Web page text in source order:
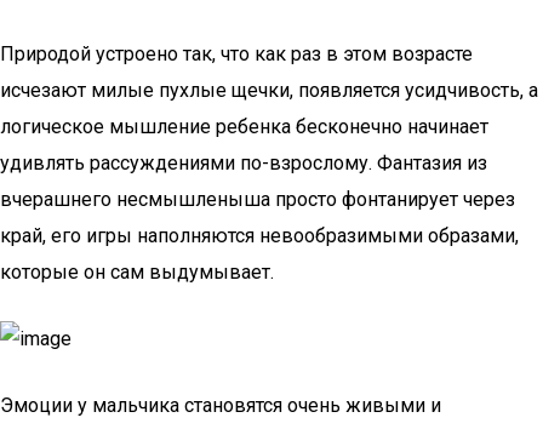
Природой устроено так, что как раз в этом возрасте
исчезают милые пухлые щечки, появляется усидчивость, а
логическое мышление ребенка бесконечно начинает
удивлять рассуждениями по-взрослому. Фантазия из
вчерашнего несмышленыша просто фонтанирует через
край, его игры наполняются невообразимыми образами,
которые он сам выдумывает.
Эмоции у мальчика становятся очень живыми и